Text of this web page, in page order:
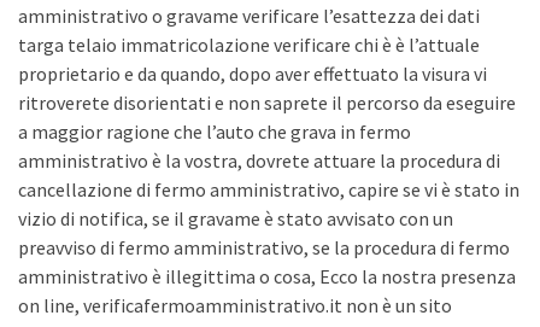
amministrativo o gravame verificare l’esattezza dei dati
targa telaio immatricolazione verificare chi è è l’attuale
proprietario e da quando, dopo aver effettuato la visura vi
ritroverete disorientati e non saprete il percorso da eseguire
a maggior ragione che l’auto che grava in fermo
amministrativo è la vostra, dovrete attuare la procedura di
cancellazione di fermo amministrativo, capire se vi è stato in
vizio di notifica, se il gravame è stato avvisato con un
preavviso di fermo amministrativo, se la procedura di fermo
amministrativo è illegittima o cosa, Ecco la nostra presenza
on line, verificafermoamministrativo.it non è un sito